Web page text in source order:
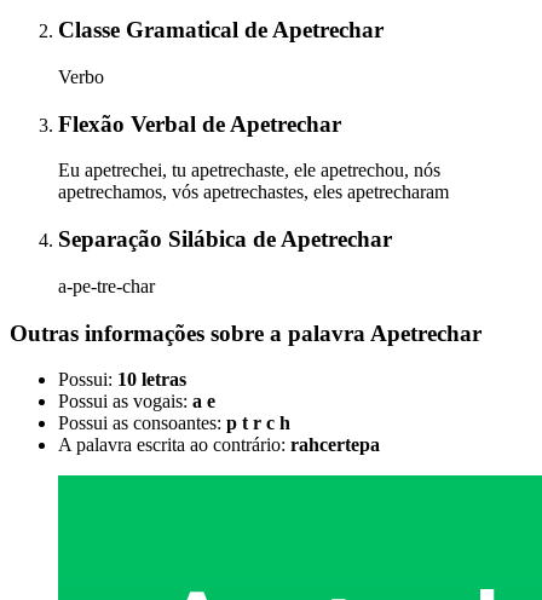
Classe Gramatical deApetrechar
Verbo
Flexão Verbal de Apetrechar
Eu apetrechei, tu apetrechaste, ele apetrechou, nós
apetrechamos, vós apetrechastes, eles apetrecharam
Separação Silábica de Apetrechar
a-pe-tre-char
Outras informações sobre a palavra Apetrechar
Possui: 10 letras
Possui as vogais: a e
Possui as consoantes: p t r c h
A palavra escrita ao contrário: rahcertepa